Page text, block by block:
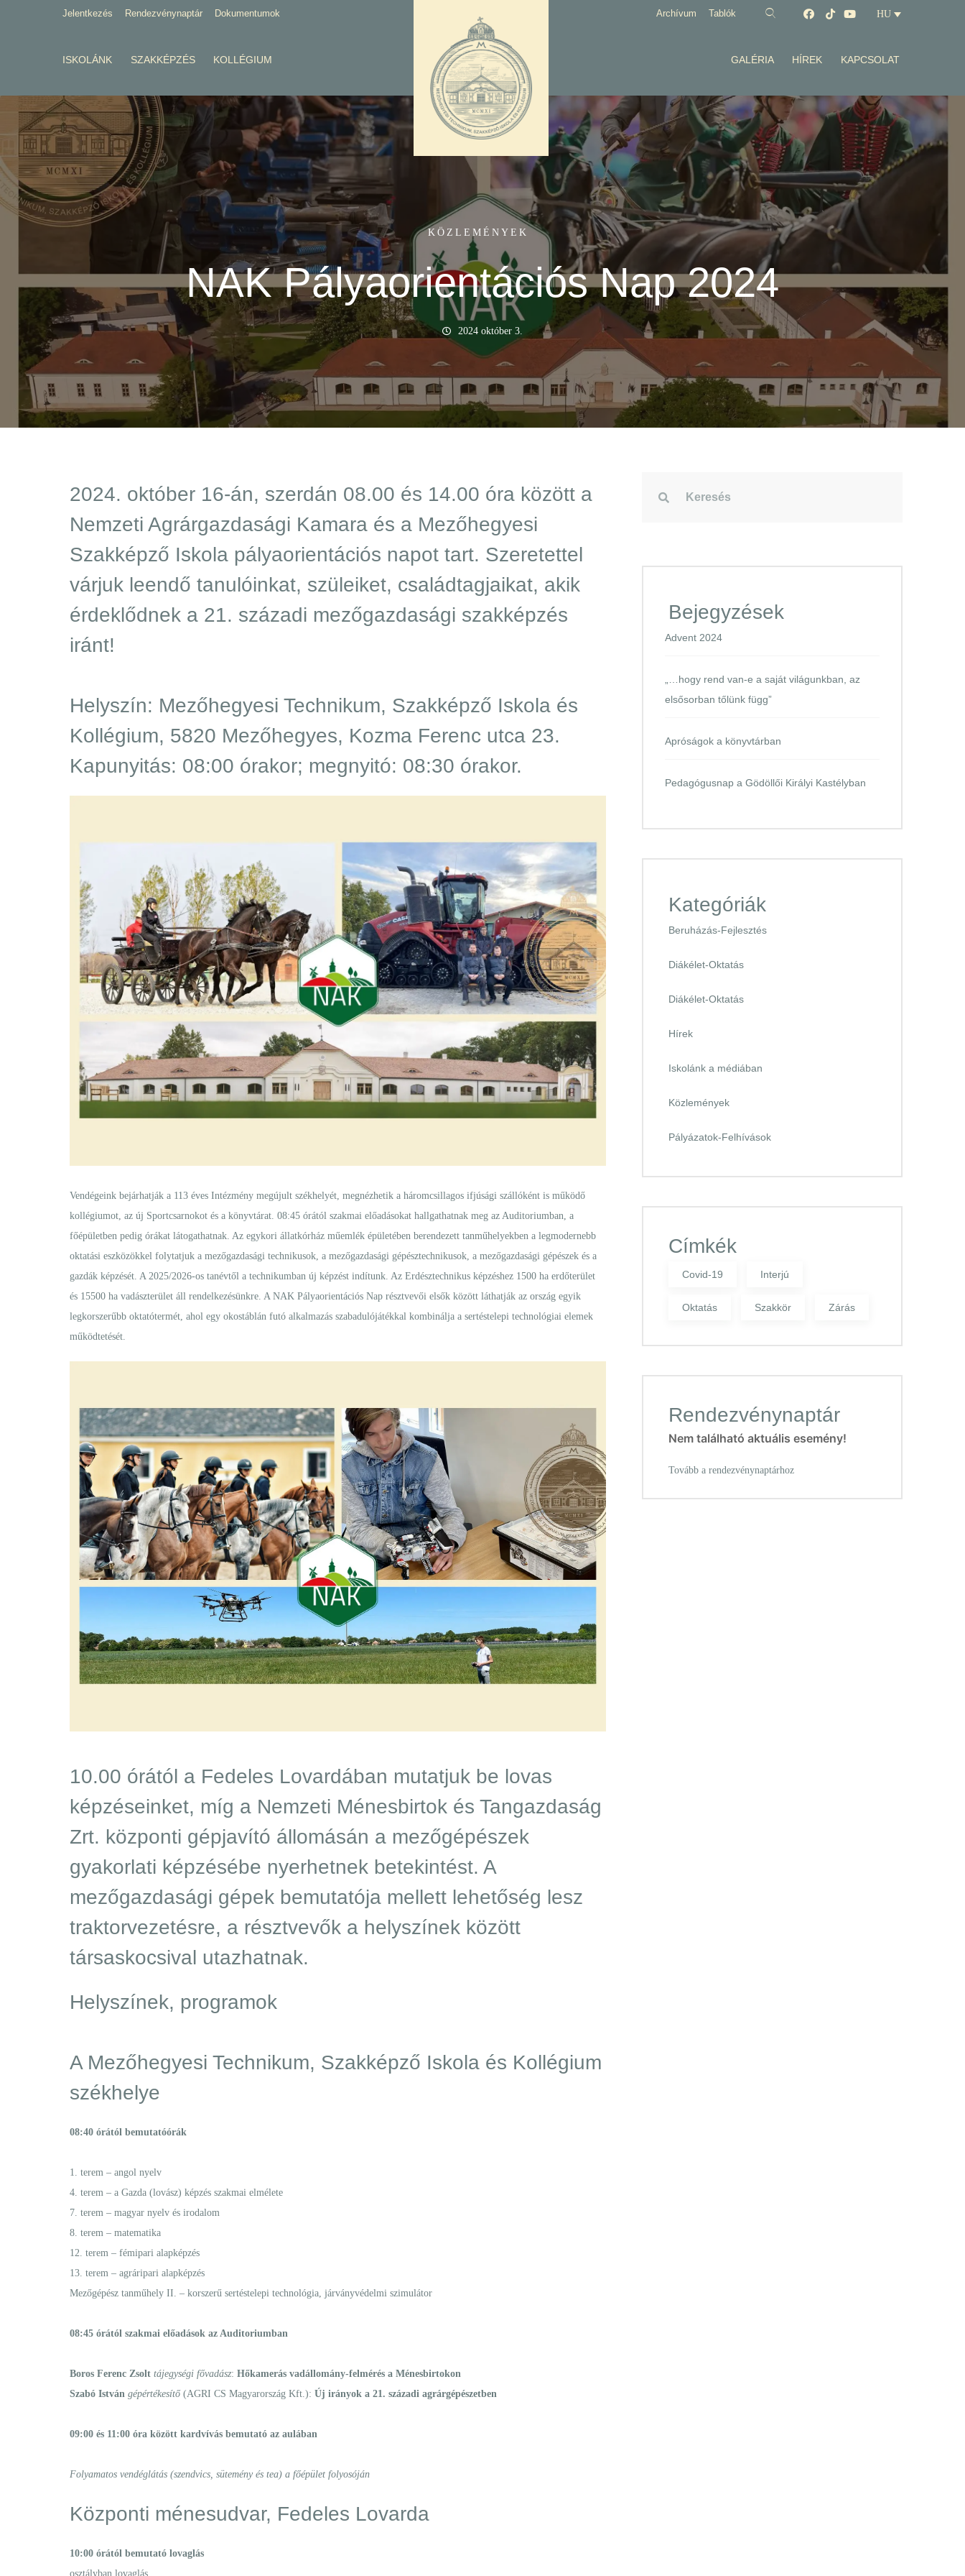
Jelentkezés Rendezvénynaptár Dokumentumok Archívum Tablók HU
ISKOLÁNK SZAKKÉPZÉS KOLLÉGIUM GALÉRIA HÍREK KAPCSOLAT
KÖZLEMÉNYEK
NAK Pályaorientációs Nap 2024
2024 október 3.
2024. október 16-án, szerdán 08.00 és 14.00 óra között a
Nemzeti Agrárgazdasági Kamara és a Mezőhegyesi
Szakképző Iskola pályaorientációs napot tart. Szeretettel
várjuk leendő tanulóinkat, szüleiket, családtagjaikat, akik
érdeklődnek a 21. századi mezőgazdasági szakképzés
iránt!
Helyszín: Mezőhegyesi Technikum, Szakképző Iskola és
Kollégium, 5820 Mezőhegyes, Kozma Ferenc utca 23.
Kapunyitás: 08:00 órakor; megnyitó: 08:30 órakor.
Vendégeink bejárhatják a 113 éves Intézmény megújult székhelyét, megnézhetik a háromcsillagos ifjúsági szállóként is működő
kollégiumot, az új Sportcsarnokot és a könyvtárat. 08:45 órától szakmai előadásokat hallgathatnak meg az Auditoriumban, a
főépületben pedig órákat látogathatnak. Az egykori állatkórház műemlék épületében berendezett tanműhelyekben a legmodernebb
oktatási eszközökkel folytatjuk a mezőgazdasági technikusok, a mezőgazdasági gépésztechnikusok, a mezőgazdasági gépészek és a
gazdák képzését. A 2025/2026-os tanévtől a technikumban új képzést indítunk. Az Erdésztechnikus képzéshez 1500 ha erdőterület
és 15500 ha vadászterület áll rendelkezésünkre. A NAK Pályaorientációs Nap résztvevői elsők között láthatják az ország egyik
legkorszerűbb oktatótermét, ahol egy okostáblán futó alkalmazás szabadulójátékkal kombinálja a sertéstelepi technológiai elemek
működtetését.
10.00 órától a Fedeles Lovardában mutatjuk be lovas
képzéseinket, míg a Nemzeti Ménesbirtok és Tangazdaság
Zrt. központi gépjavító állomásán a mezőgépészek
gyakorlati képzésébe nyerhetnek betekintést. A
mezőgazdasági gépek bemutatója mellett lehetőség lesz
traktorvezetésre, a résztvevők a helyszínek között
társaskocsival utazhatnak.
Helyszínek, programok
A Mezőhegyesi Technikum, Szakképző Iskola és Kollégium
székhelye
08:40 órától bemutatóórák
1. terem – angol nyelv
4. terem – a Gazda (lovász) képzés szakmai elmélete
7. terem – magyar nyelv és irodalom
8. terem – matematika
12. terem – fémipari alapképzés
13. terem – agráripari alapképzés
Mezőgépész tanműhely II. – korszerű sertéstelepi technológia, járványvédelmi szimulátor
08:45 órától szakmai előadások az Auditoriumban
Boros Ferenc Zsolt tájegységi fővadász: Hőkamerás vadállomány-felmérés a Ménesbirtokon
Szabó István gépértékesítő(AGRI CS Magyarország Kft.): Új irányok a 21. századi agrárgépészetben
09:00 és 11:00 óra között kardvívás bemutató az aulában
Folyamatos vendéglátás (szendvics, sütemény és tea) a főépület folyosóján
Központi ménesudvar, Fedeles Lovarda
10:00 órától bemutató lovaglás
osztályban lovaglás,
Bejegyzések
Advent 2024
„…hogy rend van-e a saját világunkban, az
elsősorban tőlünk függ”
Apróságok a könyvtárban
Pedagógusnap a Gödöllői Királyi Kastélyban
Kategóriák
Beruházás-Fejlesztés
Diákélet-Oktatás
Diákélet-Oktatás
Hírek
Iskolánk a médiában
Közlemények
Pályázatok-Felhívások
Címkék
Covid-19 Interjú
Oktatás Szakkör Zárás
Rendezvénynaptár
Nem található aktuális esemény!
Tovább a rendezvénynaptárhoz